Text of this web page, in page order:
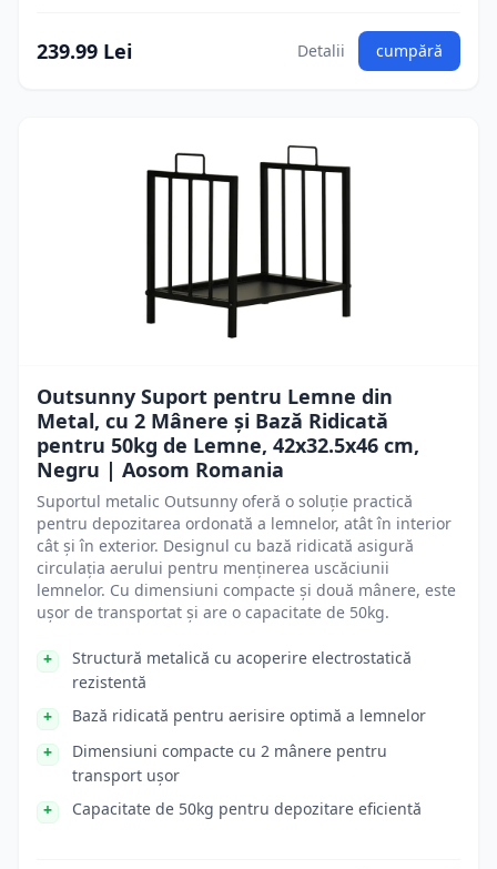
239.99 Lei Detalii cumpără
Outsunny Suport pentru Lemne din
Metal, cu 2 Mânere și Bază Ridicată
pentru 50kg de Lemne, 42x32.5x46 cm,
Negru | Aosom Romania
Suportul metalic Outsunny oferă o soluție practică
pentru depozitarea ordonată a lemnelor, atât în interior
cât și în exterior. Designul cu bază ridicată asigură
circulația aerului pentru menținerea uscăciunii
lemnelor. Cu dimensiuni compacte și două mânere, este
ușor de transportat și are o capacitate de 50kg.
Structură metalică cu acoperire electrostatică
rezistentă
Bază ridicată pentru aerisire optimă a lemnelor
Dimensiuni compacte cu 2 mânere pentru
transport ușor
Capacitate de 50kg pentru depozitare eficientă